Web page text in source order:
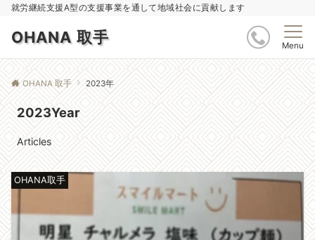
就労継続支援A型の支援事業を通して地域社会に貢献します
OHANA 取手 Menu
OHANA 取手 2023年
2023Year
Articles
OHANA取手